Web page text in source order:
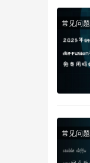
常见问题
常见问题